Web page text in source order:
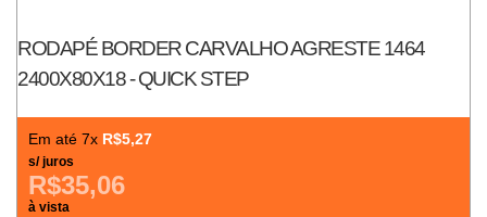
RODAPÉ BORDER CARVALHO AGRESTE 1464
2400X80X18 - QUICK STEP
Em até 7x R$5,27
s/ juros
R$35,06
à vista